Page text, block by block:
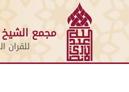
مجمع الشيخ
للقران